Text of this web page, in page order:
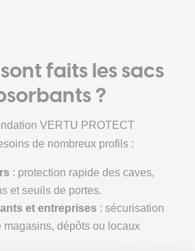
faits les sacs
?
VERTU PROTECT
de nombreux profils :
: protection rapide des caves,
et seuils de portes.
et entreprises : sécurisation
magasins, dépôts ou locaux